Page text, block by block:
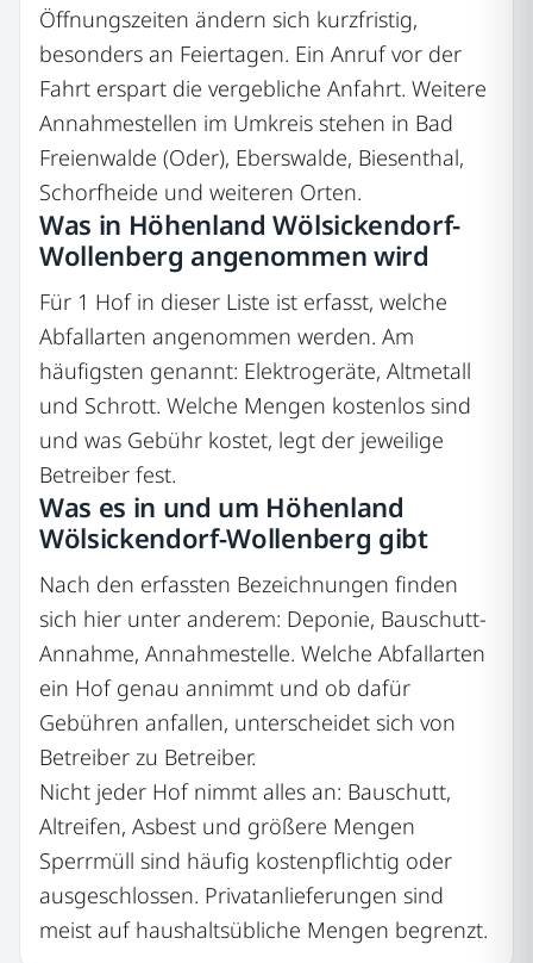
Öffnungszeiten ändern sich kurzfristig,
besonders an Feiertagen. Ein Anruf vor der
Fahrt erspart die vergebliche Anfahrt. Weitere
Annahmestellen im Umkreis stehen in Bad
Freienwalde (Oder), Eberswalde, Biesenthal,
Schorfheide und weiteren Orten.
Was in Höhenland Wölsickendorf-
Wollenberg angenommen wird
Für 1 Hof in dieser Liste ist erfasst, welche
Abfallarten angenommen werden. Am
häufigsten genannt: Elektrogeräte, Altmetall
und Schrott. Welche Mengen kostenlos sind
und was Gebühr kostet, legt der jeweilige
Betreiber fest.
Was es in und um Höhenland
Wölsickendorf-Wollenberg gibt
Nach den erfassten Bezeichnungen finden
sich hier unter anderem: Deponie, Bauschutt-
Annahme, Annahmestelle. Welche Abfallarten
ein Hof genau annimmt und ob dafür
Gebühren anfallen, unterscheidet sich von
Betreiber zu Betreiber.
Nicht jeder Hof nimmt alles an: Bauschutt,
Altreifen, Asbest und größere Mengen
Sperrmüll sind häufig kostenpflichtig oder
ausgeschlossen. Privatanlieferungen sind
meist auf haushaltsübliche Mengen begrenzt.